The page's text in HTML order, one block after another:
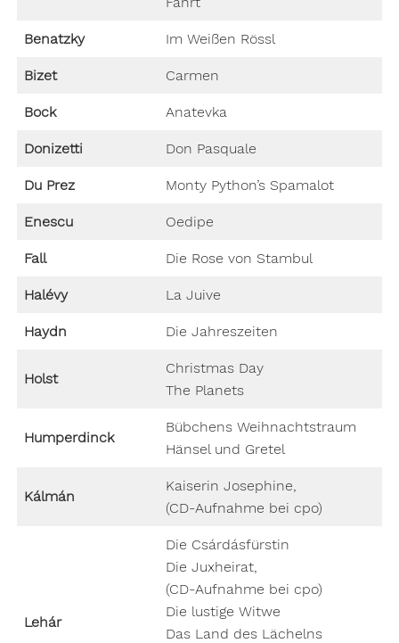
Benatzky Im Weißen Rössl
Bizet Carmen
Bock Anatevka
Donizetti Don Pasquale
Du Prez Monty Python’s Spamalot
Enescu Oedipe
Fall Die Rose von Stambul
Halévy La Juive
Haydn Die Jahreszeiten
Holst
Christmas Day
The Planets
Humperdinck
Bübchens Weihnachtstraum
Hänsel und Gretel
Kálmán
Kaiserin Josephine,
(CD-Aufnahme bei cpo)
Lehár
Die Csárdásfürstin
Die Juxheirat,
(CD-Aufnahme bei cpo)
Die lustige Witwe
Das Land des Lächelns